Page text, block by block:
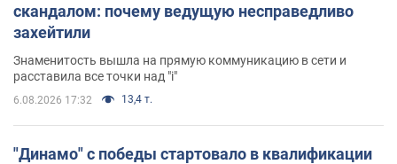
скандалом: почему ведущую несправедливо
захейтили
Знаменитость вышла на прямую коммуникацию в сети и
расставила все точки над "i"
6.08.2026 17:32 13,4 т.
"Динамо" с победы стартовало в квалификации